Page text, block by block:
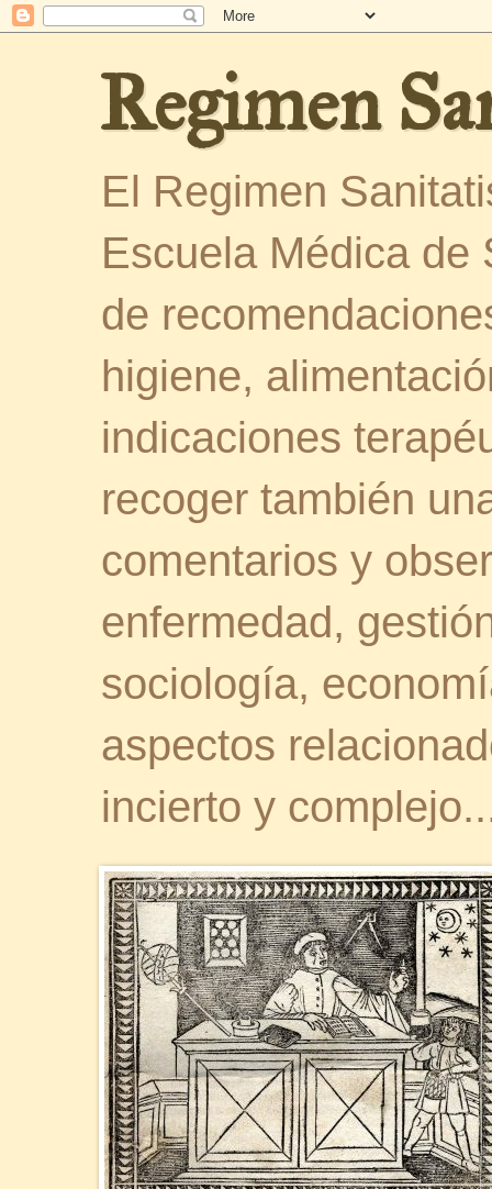
Regimen
El Regimen
Escuela Médica de
de
higiene,
indicaciones
recoger también
comentarios y
enfermedad,
sociología,
aspectos
incierto y